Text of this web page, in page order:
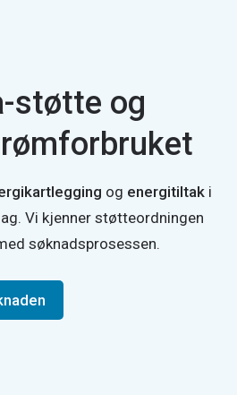
støtte og
og energitiltak i
Vi kjenner støtteordningen
søknadsprosessen.